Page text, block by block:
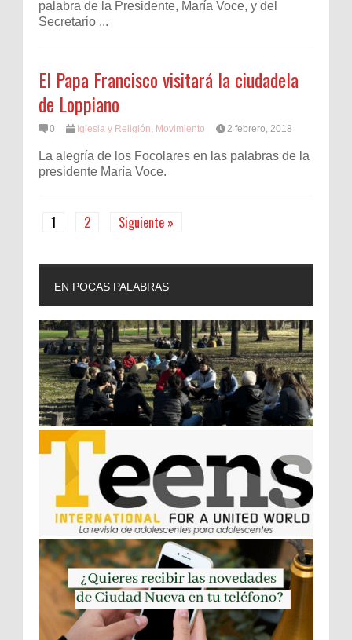
palabra de la Presidente, María Voce, y del
Secretario ...
El Papa Francisco visitará la ciudadela
de Loppiano
0 Iglesia y Religión, Movimiento 2 febrero, 2018
La alegría de los Focolares en las palabras de la
presidente María Voce.
1 2 Siguiente »
EN POCAS PALABRAS